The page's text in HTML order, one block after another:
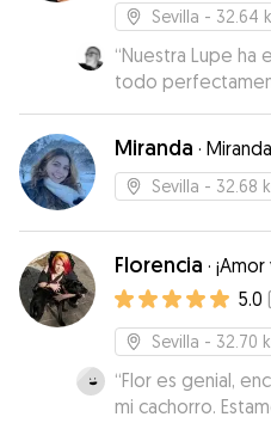
Sevilla - 32.64
“Nuestra Lupe ha
todo
llevado a pasear
perro y Lupe han
Todo genial.”
Miranda ·
Sevilla - 32.68
Florencia ·
5.0 (
Sevilla - 32.70
“Flor es genial,
mi cachorro.